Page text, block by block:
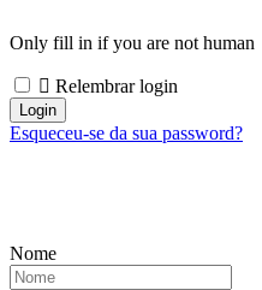
Only fill in if you are not human
Relembrar login
Esqueceu-se da sua password?
Nome